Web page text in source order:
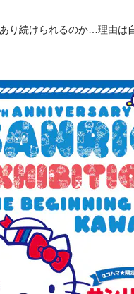
り続けられるのか…理由は